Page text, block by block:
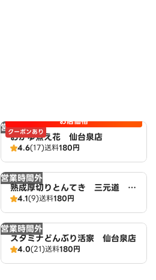
営業時間外
クーポンあり
お店価格
おかゆ煮え花 仙台泉店
4.6(17)送料180円
営業時間外
熟成厚切りとんてき 三元道 仙
台泉店
4.1(9)送料180円
営業時間外
スタミナどんぶり活家 仙台泉店
4.0(21)送料180円